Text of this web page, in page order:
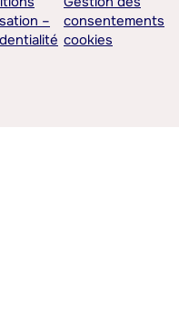
–
consentements
cookies